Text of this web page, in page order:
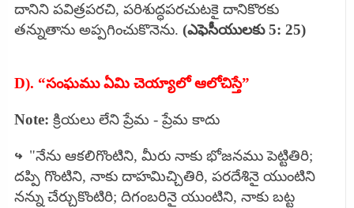
దానిని పవిత్రపరచి, పరిశుద్ధపరచుటకై దానికొరకు
తన్నుతాను అప్పగించుకొనెను. (ఎఫెసీయులకు 5: 25)
D). “సంఘము ఏమి చెయ్యాలో ఆలోచిస్తే”
Note: క్రియలు లేని ప్రేమ - ప్రేమ కాదు
↪ "నేను ఆకలిగొంటిని, మీరు నాకు భోజనము పెట్టితిరి;
దప్పి గొంటిని, నాకు దాహమిచ్చితిరి, పరదేశినై యుంటిని
నన్ను చేర్చుకొంటిరి; దిగంబరినై యుంటిని, నాకు బట్ట